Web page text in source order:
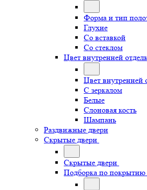
Форма и тип
Глухие
Со вставкой
Со стеклом
Цвет внутренней
Цвет внутренней
С зеркалом
Белые
Слоновая кость
Шампань
Раздвижные двери
Скрытые двери
Скрытые двери
Подборка по покрытию